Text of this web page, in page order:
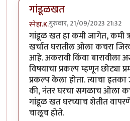
गांडूळखत
स्नेहा.K.गुरुवार, 21/09/2023 21:32
गांडूळ खत हा कमी जागेत, कमी
खर्चात घरातील ओला कचरा
आहे. अकरावी किंवा बारावीला
विषयाचा प्रकल्प म्हणून छोट्या
प्रकल्प केला होता. त्याचा इतका
की, नंतर घरचा सगळाच ओला
गांडूळ खत घरच्याच शेतीत
चालूच होते.